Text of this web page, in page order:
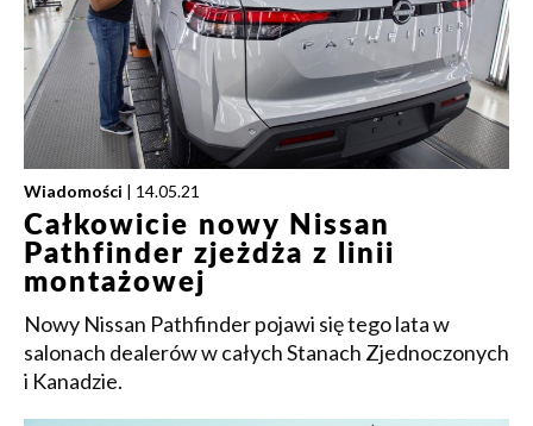
Wiadomości | 14.05.21
Całkowicie nowy Nissan
Pathfinder zjeżdża z linii
montażowej
Nowy Nissan Pathfinder pojawi się tego lata w
salonach dealerów w całych Stanach Zjednoczonych
i Kanadzie.